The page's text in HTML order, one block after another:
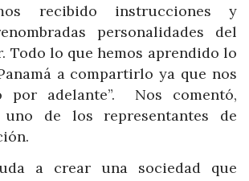
recibido instrucciones y
personalidades del
Todo lo que hemos aprendido lo
a compartirlo ya que nos
por adelante”. Nos comentó,
uno de los representantes de
a crear una sociedad que